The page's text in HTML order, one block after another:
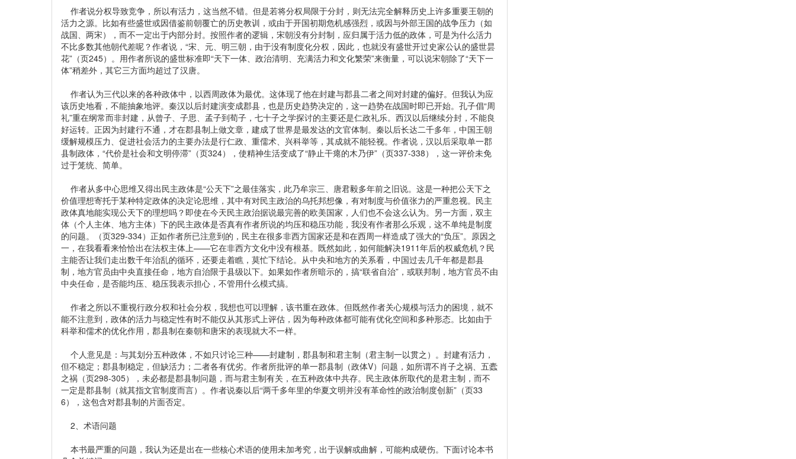
作者说分权导致竞争，所以有活力，这当然不错。但是若将分权局限于分封，则无法完全解释历史上许多重要王朝的
活力之源。比如有些盛世或因借鉴前朝覆亡的历史教训，或由于开国初期危机感强烈，或因与外部王国的战争压力（如
战国、两宋），而不一定出于内部分封。按照作者的逻辑，宋朝没有分封制，应归属于活力低的政体，可是为什么活力
不比多数其他朝代差呢？作者说，“宋、元、明三朝，由于没有制度化分权，因此，也就没有盛世开过史家公认的盛世昙
花”（页245）。用作者所说的盛世标准即“天下一体、政治清明、充满活力和文化繁荣”来衡量，可以说宋朝除了“天下一
体”稍差外，其它三方面均超过了汉唐。
作者认为三代以来的各种政体中，以西周政体为最优。这体现了他在封建与郡县二者之间对封建的偏好。但我认为应
该历史地看，不能抽象地评。秦汉以后封建演变成郡县，也是历史趋势决定的，这一趋势在战国时即已开始。孔子倡“周
礼”重在纲常而非封建，从曾子、子思、孟子到荀子，七十子之学探讨的主要还是仁政礼乐。西汉以后继续分封，不能良
好运转。正因为封建行不通，才在郡县制上做文章，建成了世界是最发达的文官体制。秦以后长达二千多年，中国王朝
缓解规模压力、促进社会活力的主要办法是行仁政、重儒术、兴科举等，其成就不能轻视。作者说，汉以后采取单一郡
县制政体，“代价是社会和文明停滞”（页324），使精神生活变成了“静止干瘪的木乃伊”（页337-338），这一评价未免
过于笼统、简单。
作者从多中心思维又得出民主政体是“公天下”之最佳落实，此乃牟宗三、唐君毅多年前之旧说。这是一种把公天下之
价值理想寄托于某种特定政体的决定论思维，其中有对民主政治的乌托邦想像，有对制度与价值张力的严重忽视。民主
政体真地能实现公天下的理想吗？即使在今天民主政治据说最完善的欧美国家，人们也不会这么认为。另一方面，双主
体（个人主体、地方主体）下的民主政体是否真有作者所说的均压和稳压功能，我没有作者那么乐观，这不单纯是制度
的问题。（页329-334）正如作者所已注意到的，民主在很多非西方国家还是和在西周一样造成了强大的“负压”。原因之
一，在我看看来恰恰出在法权主体上——它在非西方文化中没有根基。既然如此，如何能解决1911年后的权威危机？民
主能否让我们走出数千年治乱的循环，还要走着瞧，莫忙下结论。从中央和地方的关系看，中国过去几千年都是郡县
制，地方官员由中央直接任命，地方自治限于县级以下。如果如作者所暗示的，搞“联省自治”，或联邦制，地方官员不由
中央任命，是否能均压、稳压我表示担心，不管用什么模式搞。
作者之所以不重视行政分权和社会分权，我想也可以理解，该书重在政体。但既然作者关心规模与活力的困境，就不
能不注意到，政体的活力与稳定性有时不能仅从其形式上评估，因为每种政体都可能有优化空间和多种形态。比如由于
科举和儒术的优化作用，郡县制在秦朝和唐宋的表现就大不一样。
个人意见是：与其划分五种政体，不如只讨论三种——封建制，郡县制和君主制（君主制一以贯之）。封建有活力，
但不稳定；郡县制稳定，但缺活力；二者各有优劣。作者所批评的单一郡县制（政体V）问题，如所谓不肖子之祸、五蠹
之祸（页298-305），未必都是郡县制问题，而与君主制有关，在五种政体中共存。民主政体所取代的是君主制，而不
一定是郡县制（就其指文官制度而言）。作者说秦以后“两千多年里的华夏文明并没有革命性的政治制度创新”（页33
6），这包含对郡县制的片面否定。
2、术语问题
本书最严重的问题，我认为还是出在一些核心术语的使用未加考究，出于误解或曲解，可能构成硬伤。下面讨论本书